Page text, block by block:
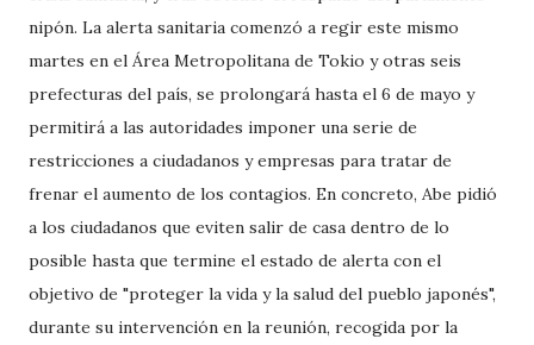
nipón. La alerta sanitaria comenzó a regir este mismo
martes en el Área Metropolitana de Tokio y otras seis
prefecturas del país, se prolongará hasta el 6 de mayo y
permitirá a las autoridades imponer una serie de
restricciones a ciudadanos y empresas para tratar de
frenar el aumento de los contagios. En concreto, Abe pidió
a los ciudadanos que eviten salir de casa dentro de lo
posible hasta que termine el estado de alerta con el
objetivo de "proteger la vida y la salud del pueblo japonés",
durante su intervención en la reunión, recogida por la